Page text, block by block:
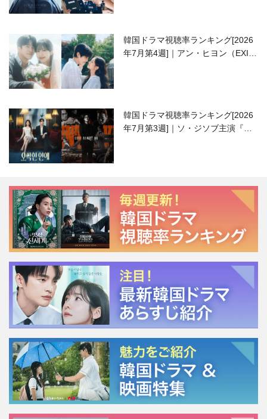
韓国ドラマ視聴率ランキング[2026
年7月第4週]｜アン・ヒヨン（EXID
韓国ドラマ視聴率ランキング[2026
年7月第3週]｜ソ・ジソブ主演『エ